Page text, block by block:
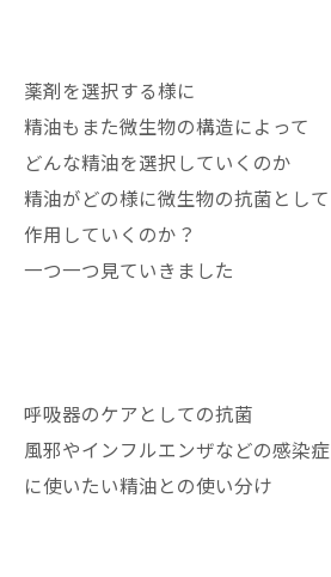
薬剤を選択する様に
精油もまた微生物の構造によって
どんな精油を選択していくのか
精油がどの様に微生物の抗菌として
作用していくのか？
一つ一つ見ていきました
呼吸器のケアとしての抗菌
風邪やインフルエンザなどの感染症
に使いたい精油との使い分け